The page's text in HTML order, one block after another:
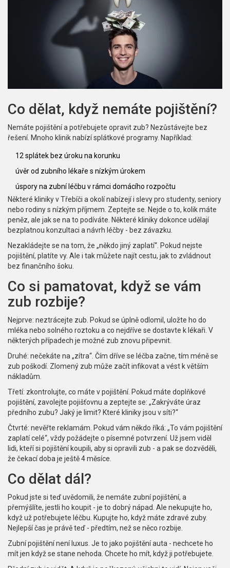
Co dělat, když nemáte pojištění?
Nemáte pojištění a potřebujete opravit zub? Nezůstávejte bez
řešení. Mnoho klinik nabízí splátkové programy. Například:
12 splátek bez úroku na korunku
úvěr od zubního lékaře s nízkým úrokem
úspory na zubní léčbu v rámci domácího rozpočtu
Některé kliniky v Třebíči a okolí nabízejí i slevy pro studenty, seniory
nebo rodiny s nízkým příjmem. Zeptejte se. Nejde o to, kolik máte
peněz, ale jak se na to podíváte. Některé kliniky dokonce udělají
bezplatnou konzultaci a návrh léčby - bez závazku.
Nezakládejte se na tom, že „někdo jiný zaplatí“. Pokud nejste
pojištění, platíte vy. Ale i tak můžete najít cestu, jak to zvládnout
bez finančního šoku.
Co si pamatovat, když se vám
zub rozbije?
Nejprve: neztrácejte zub. Pokud se úplně odlomil, uložte ho do
mléka nebo solného roztoku a co nejdříve se dostavte k lékaři. V
některých případech je možné zub znovu připevnit.
Druhé: nečekáte na „zítra“. Čím dříve se léčba začne, tím méně se
zub poškodí. Zlomený zub může začít infikovat a vést k větším
nákladům.
Třetí: zkontrolujte, co máte v pojištění. Pokud máte doplňkové
pojištění, zavolejte pojišťovnu a zeptejte se: „Zakrýváte úraz
předního zubu? Jaký je limit? Které kliniky jsou v síti?“
Čtvrté: nevěřte reklamám. Pokud vám někdo říká: „To vám pojištění
zaplatí celé“, vždy požádejte o písemné potvrzení. Už jsem viděl
lidi, kteří si pojištění koupili, aby si opravili zub - a pak se dozvěděli,
že čekací doba je ještě 4 měsíce.
Co dělat dál?
Pokud jste si teď uvědomili, že nemáte zubní pojištění, a
přemýšlíte, jestli ho koupit - je to dobrý nápad. Ale nekupujte ho,
když už potřebujete léčbu. Kupujte ho, když máte zdravé zuby.
Nejlepší čas je právě teď - předtím, než se něco rozbije.
Zubní pojištění není luxus. Je to jako pojištění auta - nechcete ho
mít jen když se stane nehoda. Chcete ho mít, když ji potřebujete.